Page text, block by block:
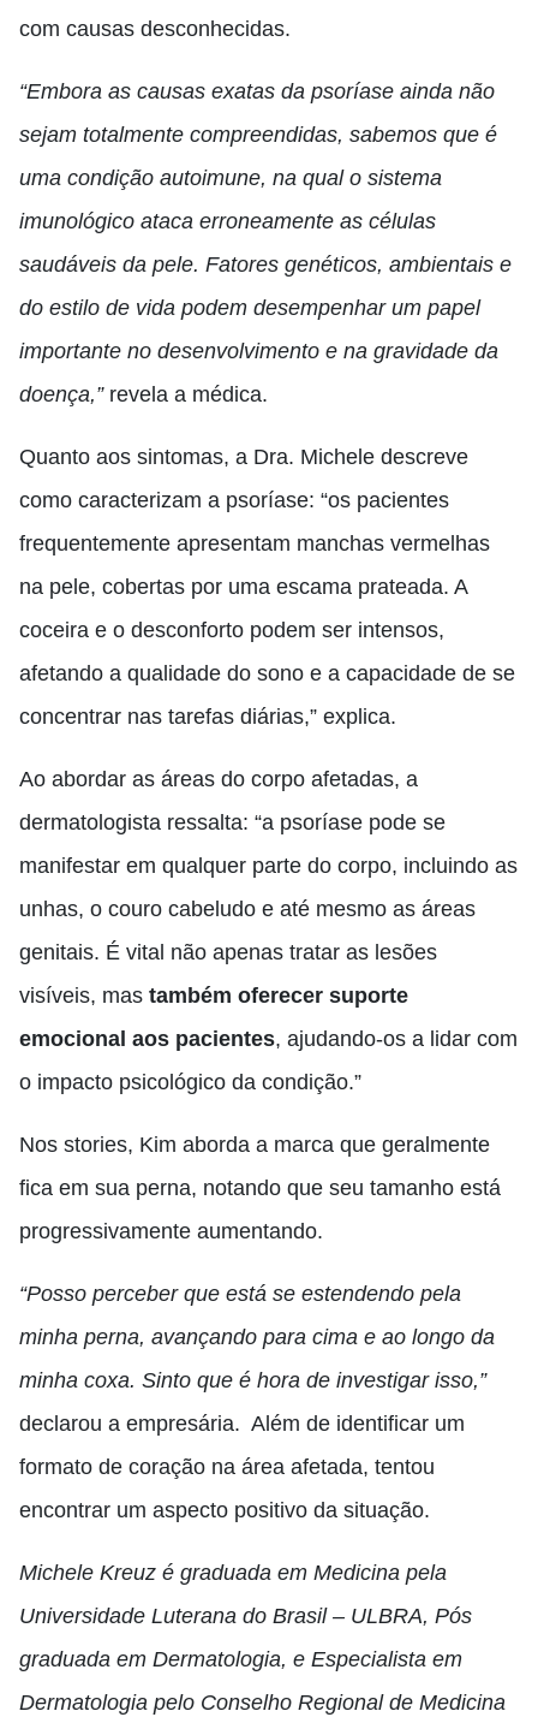
com causas desconhecidas.
“Embora as causas exatas da psoríase ainda não
sejam totalmente compreendidas, sabemos que é
uma condição autoimune, na qual o sistema
imunológico ataca erroneamente as células
saudáveis da pele. Fatores genéticos, ambientais e
do estilo de vida podem desempenhar um papel
importante no desenvolvimento e na gravidade da
doença,”revela a médica.
Quanto aos sintomas, a Dra. Michele descreve
como caracterizam a psoríase: “os pacientes
frequentemente apresentam manchas vermelhas
na pele, cobertas por uma escama prateada. A
coceira e o desconforto podem ser intensos,
afetando a qualidade do sono e a capacidade de se
concentrar nas tarefas diárias,” explica.
Ao abordar as áreas do corpo afetadas, a
dermatologista ressalta: “a psoríase pode se
manifestar em qualquer parte do corpo, incluindo as
unhas, o couro cabeludo e até mesmo as áreas
genitais. É vital não apenas tratar as lesões
visíveis, mas também oferecer suporte
emocional aos pacientes, ajudando-os a lidar com
o impacto psicológico da condição.”
Nos stories, Kim aborda a marca que geralmente
fica em sua perna, notando que seu tamanho está
progressivamente aumentando.
“Posso perceber que está se estendendo pela
minha perna, avançando para cima e ao longo da
minha coxa. Sinto que é hora de investigar isso,”
declarou a empresária. Além de identificar um
formato de coração na área afetada, tentou
encontrar um aspecto positivo da situação.
Michele Kreuz é graduada em Medicina pela
Universidade Luterana do Brasil – ULBRA, Pós
graduada em Dermatologia, e Especialista em
Dermatologia pelo Conselho Regional de Medicina